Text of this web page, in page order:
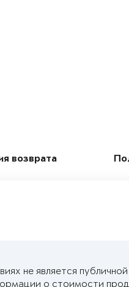
возврата
не является
о стоимости